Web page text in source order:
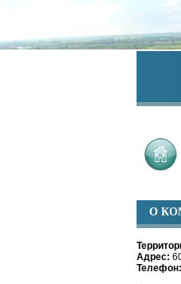
О
Адрес:
Телефон: